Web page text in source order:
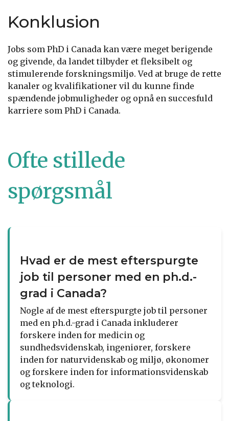
Konklusion
Jobs som PhD i Canada kan være meget berigende
og givende, da landet tilbyder et fleksibelt og
stimulerende forskningsmiljø. Ved at bruge de rette
kanaler og kvalifikationer vil du kunne finde
spændende jobmuligheder og opnå en succesfuld
karriere som PhD i Canada.
Ofte stillede
spørgsmål
Hvad er de mest efterspurgte
job til personer med en ph.d.-
grad i Canada?
Nogle af de mest efterspurgte job til personer
med en ph.d.-grad i Canada inkluderer
forskere inden for medicin og
sundhedsvidenskab, ingeniører, forskere
inden for naturvidenskab og miljø, økonomer
og forskere inden for informationsvidenskab
og teknologi.